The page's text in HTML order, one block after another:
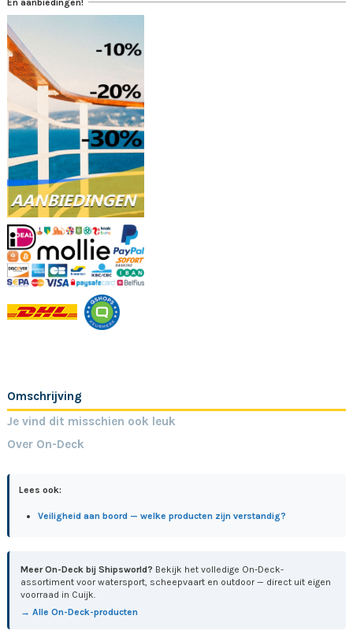
Omschrijving
Je vind dit misschien ook leuk
Over On-Deck
Lees ook:
Veiligheid aan boord — welke producten zijn verstandig?
Meer On-Deck bij Shipsworld? Bekijk het volledige On-Deck-
assortiment voor watersport, scheepvaart en outdoor — direct uit eigen
voorraad in Cuijk.
→ Alle On-Deck-producten